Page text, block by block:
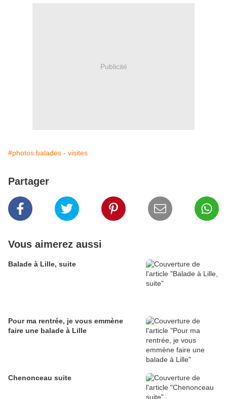
Publicité
#photos balades - visites
Partager
Vous aimerez aussi
Balade à Lille, suite
Pour ma rentrée, je vous emmène
faire une balade à Lille
Chenonceau suite